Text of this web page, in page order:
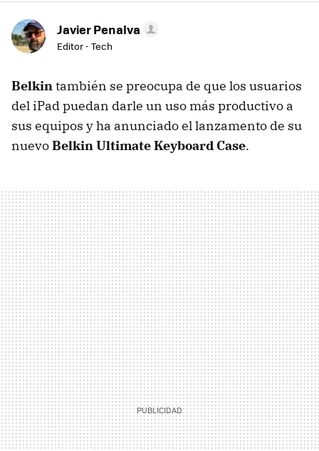
Javier Penalva
Editor - Tech
Belkintambién se preocupa de que los usuarios
del iPad puedan darle un uso más productivo a
sus equipos y ha anunciado el lanzamento de su
nuevoBelkin Ultimate Keyboard Case.